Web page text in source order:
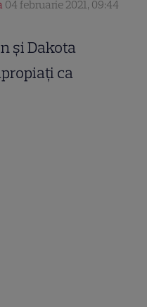
04 februarie 2021, 09:44
și Dakota
ca